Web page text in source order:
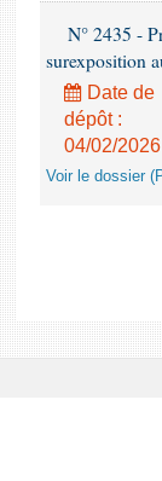
N° 2435 -
surexposition
Date de
dépôt :
04/02/2026
Voir le dossier